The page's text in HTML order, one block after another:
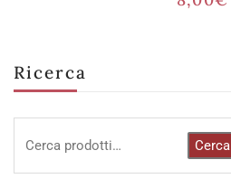
Ricerca
Cerca